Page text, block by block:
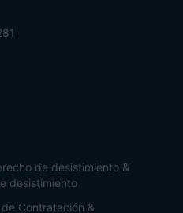
de desistimiento &
desistimiento
Contratación &